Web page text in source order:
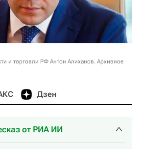
и торговли РФ Антон Алиханов. Архивное
Дзен
от РИА ИИ